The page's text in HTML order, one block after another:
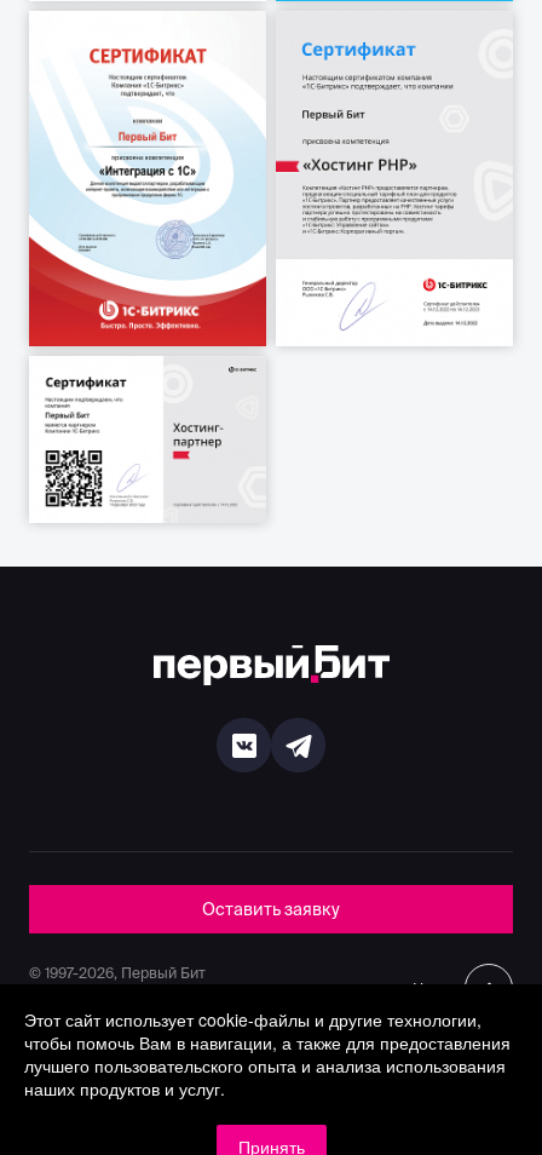
© 1997-2026, Первый Бит
Наверх
Оставить заявку
Этот сайт использует cookie-файлы и другие технологии,
чтобы помочь Вам в навигации, а также для предоставления
лучшего пользовательского опыта и анализа использования
наших продуктов и услуг.
Принять